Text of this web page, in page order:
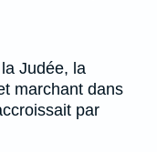
Judée, la
marchant dans
par